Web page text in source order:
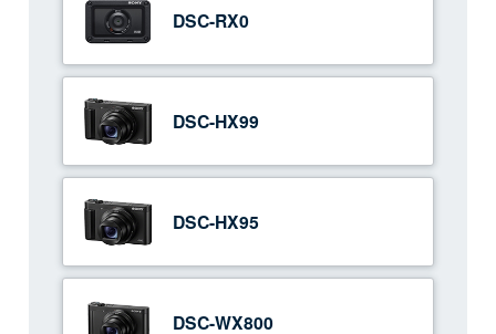
DSC-RX0
DSC-HX99
DSC-HX95
DSC-WX800